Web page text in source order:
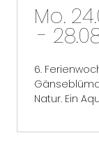
Mo.
-
6.
Natur. Ein